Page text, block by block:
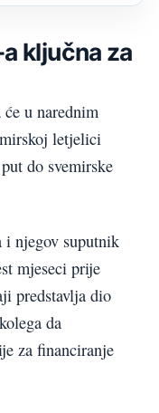
ključna za
u narednim
letjelici
do svemirske
i njegov suputnik
mjeseci prije
predstavlja dio
da
za financiranje